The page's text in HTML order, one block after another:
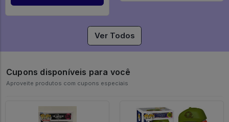
Ver Todos
Cupons disponíveis para você
Aproveite produtos com cupons especiais